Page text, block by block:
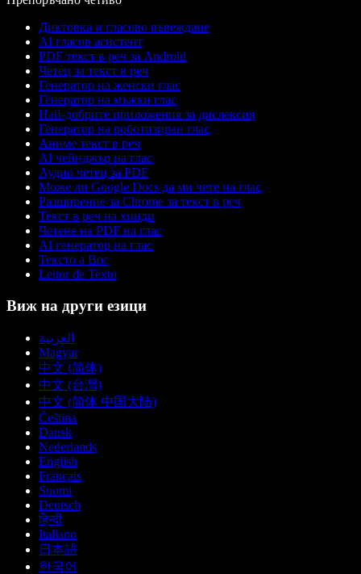
Диктовка и гласово въвеждане
AI гласов асистент
PDF текст в реч за Android
Четец за текст в реч
Генератор на женски глас
Генератор на мъжки глас
Най-добрите приложения за дислексия
Генератор на роботизиран глас
Аниме текст в реч
AI чейнджър на глас
Аудио четец за PDF
Може ли Google Docs да ми чете на глас
Разширение за Chrome за текст в реч
Текст в реч на хинди
Четене на PDF на глас
AI генератор на глас
Тексто а Вос
Leitor de Texto
Виж на други езици
العربية
Magyar
中文 (简体)
中文 (台灣)
中文 (简体 中国大陆)
Čeština
Dansk
Nederlands
English
Français
Suomi
Deutsch
हिन्दी
Italiano
日本語
한국어